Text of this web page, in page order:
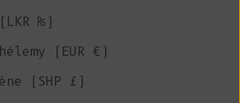
₨)
(EUR €)
(SHP £)